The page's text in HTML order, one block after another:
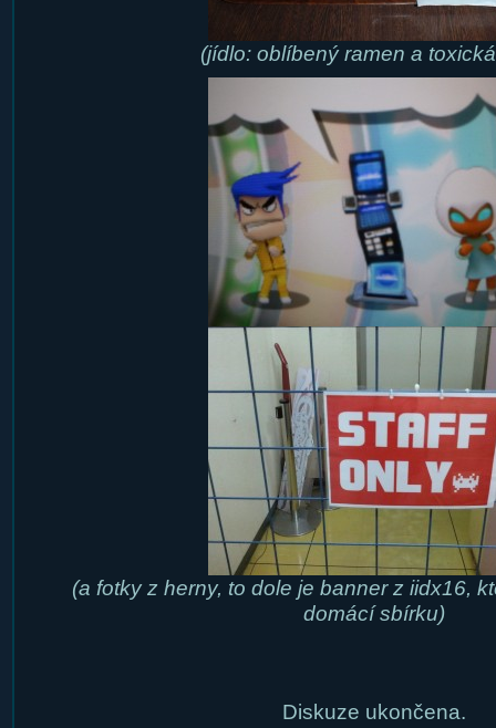
(jídlo: oblíbený ramen a
(a fotky z herny, to dole je banner z iidx16,
domácí sbírku)
Diskuze ukončena.